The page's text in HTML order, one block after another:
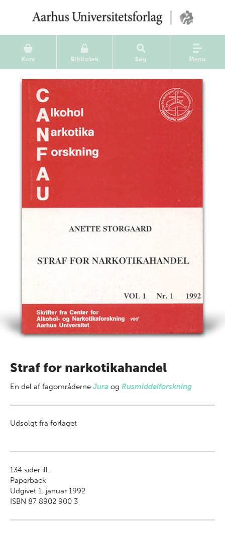
Kurv Bibliotek Søg Menu
Straf for narkotikahandel
En del af fagområderne Jura og Rusmiddelforskning
Udsolgt fra forlaget
134 sider ill.
Paperback
Udgivet 1. januar 1992
ISBN 87 8902 900 3